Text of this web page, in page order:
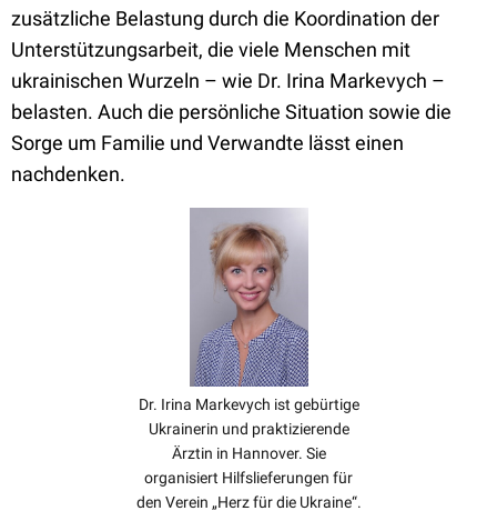
zusätzliche Belastung durch die Koordination der
Unterstützungsarbeit, die viele Menschen mit
ukrainischen Wurzeln – wie Dr. Irina Markevych –
belasten. Auch die persönliche Situation sowie die
Sorge um Familie und Verwandte lässt einen
nachdenken.
Dr. Irina Markevych ist gebürtige
Ukrainerin und praktizierende
Ärztin in Hannover. Sie
organisiert Hilfslieferungen für
den Verein „Herz für die Ukraine“.